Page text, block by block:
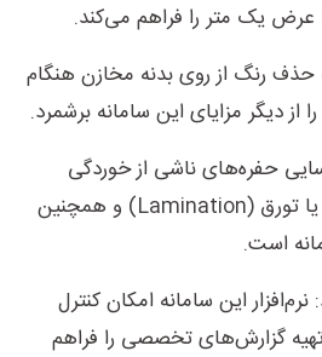
یک متر را فراهم می‌کند.
حذف رنگ از روی بدنه مخازن هنگام
دیگر مزایای این سامانه برشمرد.
حفره‌های ناشی از خوردگی
موضعی (Pitting)، خوردگی عمومی، عیوب لایه‌ای یا تورق (Lamination) و همچنین
است.
این سامانه امکان کنترل
تهیه گزارش‌های تخصصی را فراهم